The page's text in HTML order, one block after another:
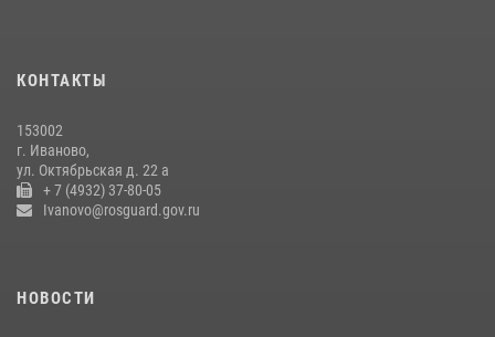
15 июля 2026, 13:03
КОНТАКТЫ
153002
г. Иваново,
ул. Октябрьская д. 22 а
+ 7 (4932) 37-80-05
Ivanovo@rosguard.gov.ru
НОВОСТИ